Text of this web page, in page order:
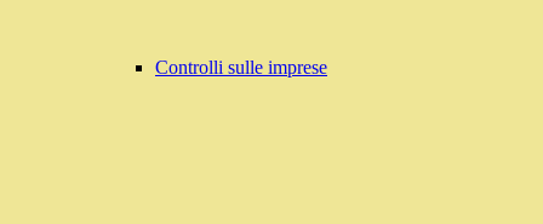
Controlli sulle imprese